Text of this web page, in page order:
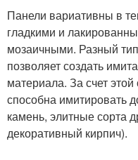
Панели вариативны в
гладкими и
мозаичными. Разный
позволяет создать
материала. За счет
способна имитировать
камень, элитные сорта
декоративный кирпич).